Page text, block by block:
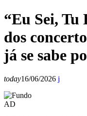
“Eu Sei, Tu
dos
já se sabe
today16/06/2026
AD